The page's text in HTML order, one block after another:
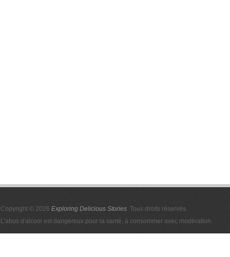
Copyright © 2026 Exploring Delicious Stories. Tous droits réservés.
L'abus d'alcool est dangereux pour la santé, à consommer avec modération.